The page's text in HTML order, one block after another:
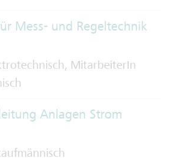
Mess- und Regeltechnik
MitarbeiterIn
Anlagen Strom